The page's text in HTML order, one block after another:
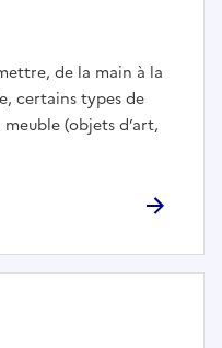
de la main à la
certains types de
(objets d’art,